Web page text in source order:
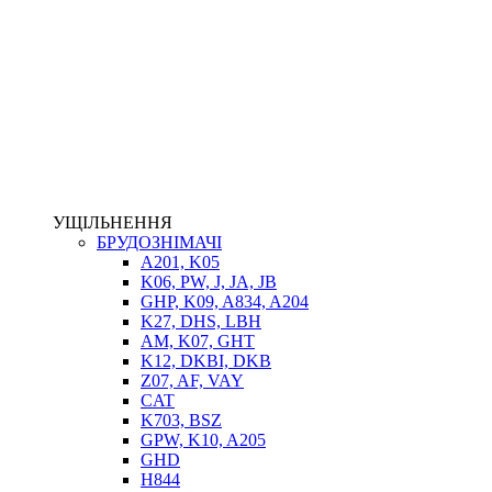
ВТУЛКИ
УЩІЛЬНЕННЯ
БРУДОЗНІМАЧІ
A201, K05
K06, PW, J, JA, JB
GHP, K09, A834, A204
K27, DHS, LBH
AM, K07, GHT
K12, DKBI, DKB
Z07, AF, VAY
CAT
K703, BSZ
GPW, K10, A205
GHD
H844